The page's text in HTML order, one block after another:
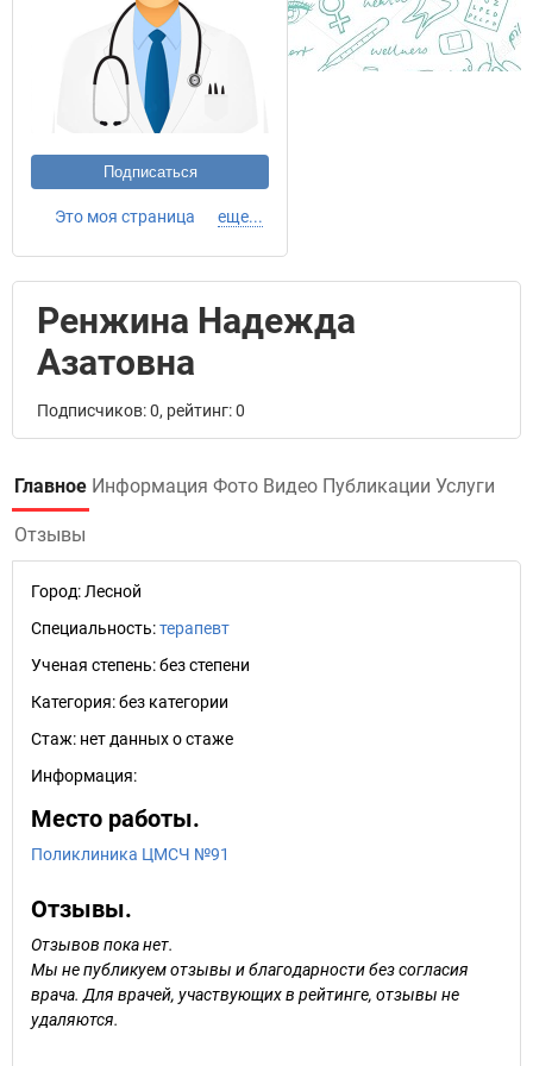
Подписаться
Это моя страница еще...
Ренжина Надежда
Азатовна
Подписчиков: 0, рейтинг: 0
Главное Информация Фото Видео Публикации Услуги
Отзывы
Город: Лесной
Специальность:терапевт
Ученая степень:без степени
Категория:без категории
Стаж: нет данных о стаже
Информация:
Место работы.
Поликлиника ЦМСЧ №91
Отзывы.
Отзывов пока нет.
Мы не публикуем отзывы и благодарности без согласия
врача. Для врачей, участвующих в рейтинге, отзывы не
удаляются.